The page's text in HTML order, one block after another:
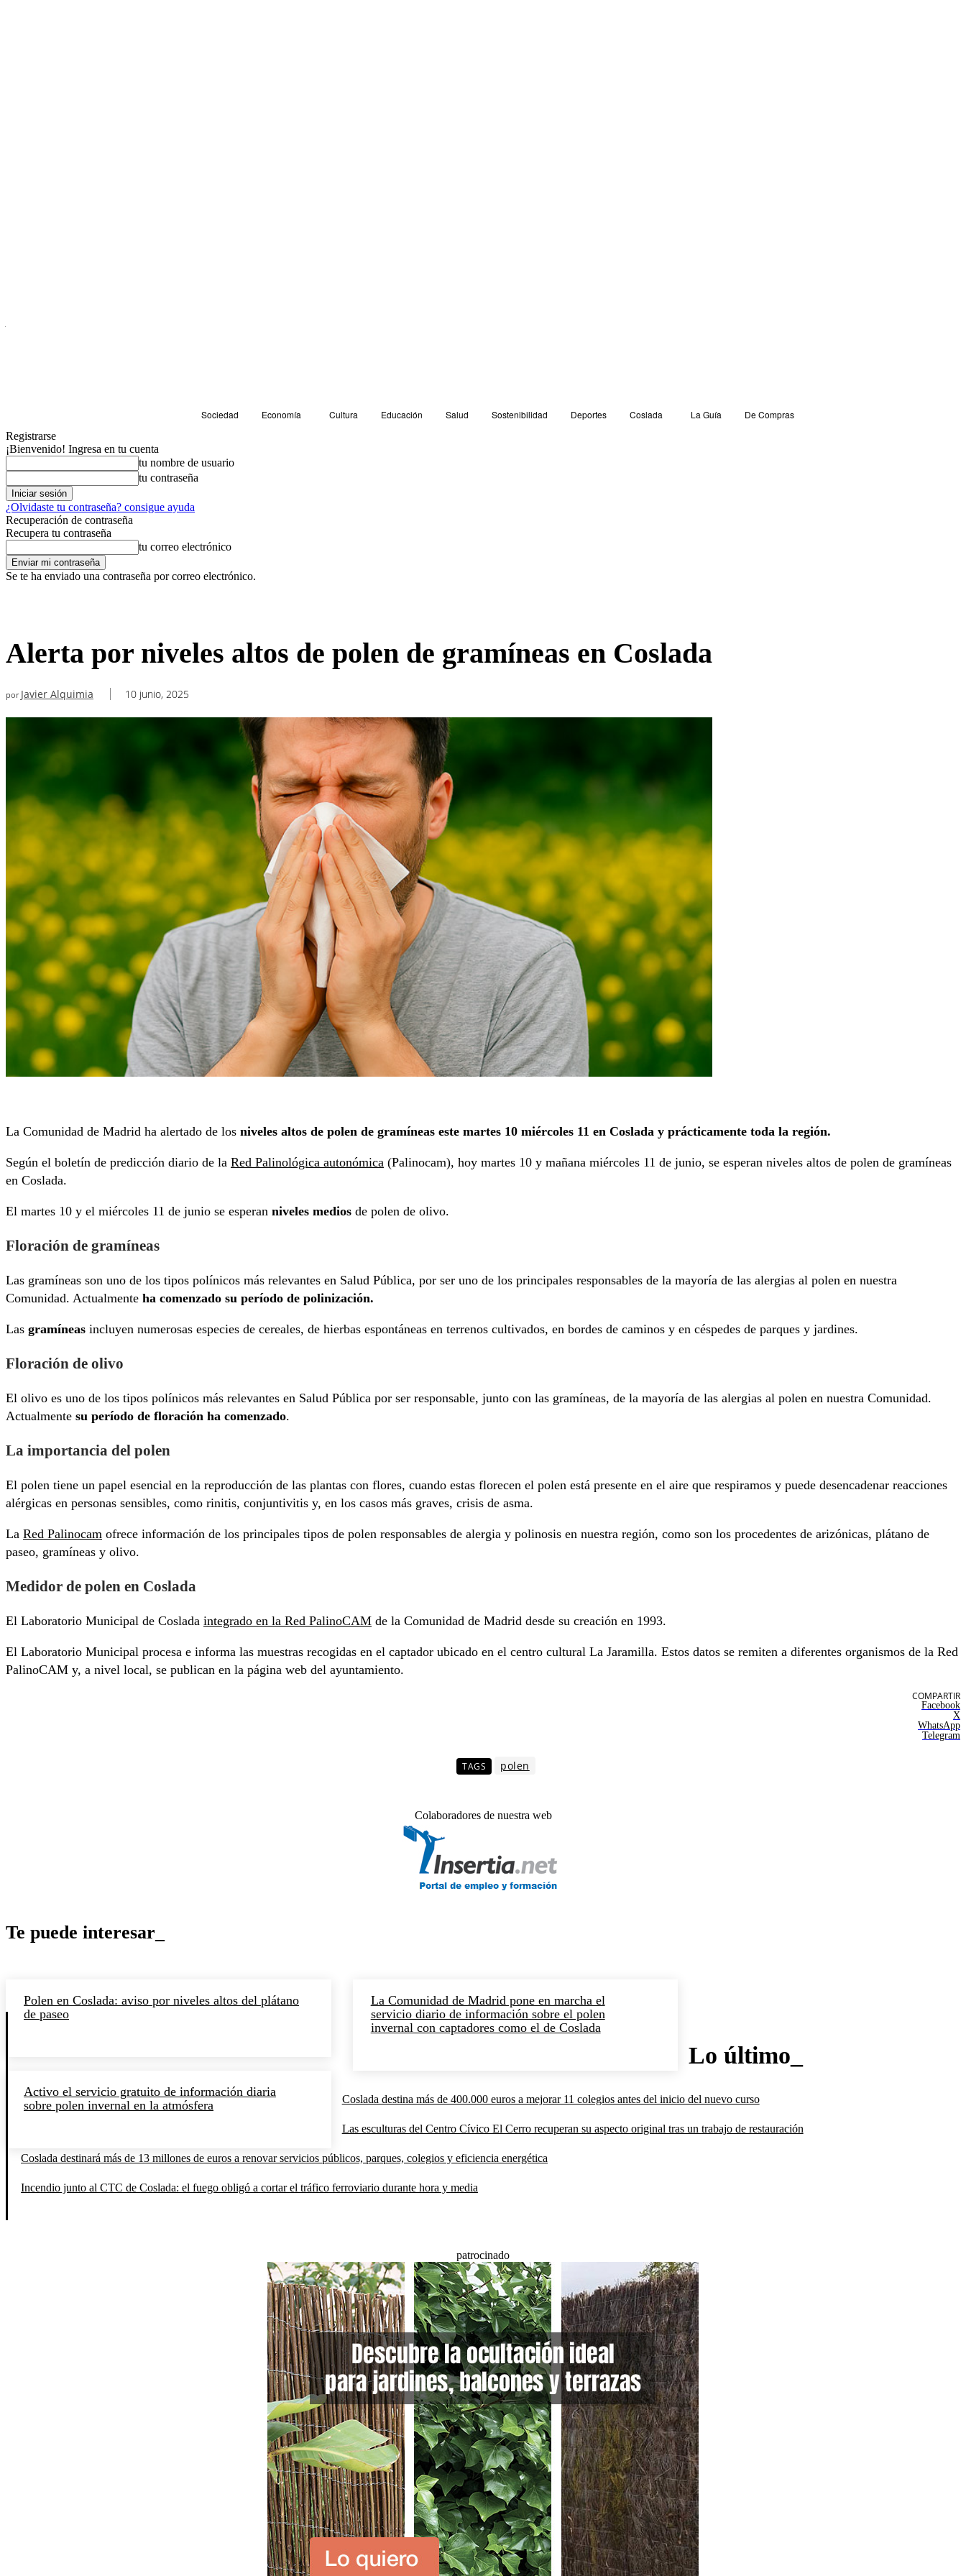
Sociedad Economía Cultura Educación Salud Sostenibilidad Deportes Coslada La Guía
De Compras
Registrarse
¡Bienvenido! Ingresa en tu cuenta
tu nombre de usuario
tu contraseña
¿Olvidaste tu contraseña? consigue ayuda
Recuperación de contraseña
Recupera tu contraseña
tu correo electrónico
Se te ha enviado una contraseña por correo electrónico.
Alerta por niveles altos de polen de gramíneas en Coslada
por Javier Alquimia 10 junio, 2025
La Comunidad de Madrid ha alertado de los niveles altos de polen de gramíneas este martes 10 miércoles 11 en Coslada y prácticamente toda la región.
Según el boletín de predicción diario de la Red Palinológica autonómica (Palinocam), hoy martes 10 y mañana miércoles 11 de junio, se esperan niveles altos de polen de gramíneas
en Coslada.
El martes 10 y el miércoles 11 de junio se esperan niveles medios de polen de olivo.
Floración de gramíneas
Las gramíneas son uno de los tipos polínicos más relevantes en Salud Pública, por ser uno de los principales responsables de la mayoría de las alergias al polen en nuestra
Comunidad. Actualmente ha comenzado su período de polinización.
Las gramíneas incluyen numerosas especies de cereales, de hierbas espontáneas en terrenos cultivados, en bordes de caminos y en céspedes de parques y jardines.
Floración de olivo
El olivo es uno de los tipos polínicos más relevantes en Salud Pública por ser responsable, junto con las gramíneas, de la mayoría de las alergias al polen en nuestra Comunidad.
Actualmente su período de floración ha comenzado.
La importancia del polen
El polen tiene un papel esencial en la reproducción de las plantas con flores, cuando estas florecen el polen está presente en el aire que respiramos y puede desencadenar reacciones
alérgicas en personas sensibles, como rinitis, conjuntivitis y, en los casos más graves, crisis de asma.
La Red Palinocam ofrece información de los principales tipos de polen responsables de alergia y polinosis en nuestra región, como son los procedentes de arizónicas, plátano de
paseo, gramíneas y olivo.
Medidor de polen en Coslada
El Laboratorio Municipal de Coslada integrado en la Red PalinoCAM de la Comunidad de Madrid desde su creación en 1993.
El Laboratorio Municipal procesa e informa las muestras recogidas en el captador ubicado en el centro cultural La Jaramilla. Estos datos se remiten a diferentes organismos de la Red
PalinoCAM y, a nivel local, se publican en la página web del ayuntamiento.
COMPARTIR
Facebook
X
WhatsApp
Telegram
TAGS polen
Colaboradores de nuestra web
Te puede interesar_
Polen en Coslada: aviso por niveles altos del plátano
de paseo
La Comunidad de Madrid pone en marcha el
servicio diario de información sobre el polen
invernal con captadores como el de Coslada
Activo el servicio gratuito de información diaria
sobre polen invernal en la atmósfera
Lo último_
Coslada destina más de 400.000 euros a mejorar 11 colegios antes del inicio del nuevo curso
Las esculturas del Centro Cívico El Cerro recuperan su aspecto original tras un trabajo de restauración
Coslada destinará más de 13 millones de euros a renovar servicios públicos, parques, colegios y eficiencia energética
Incendio junto al CTC de Coslada: el fuego obligó a cortar el tráfico ferroviario durante hora y media
patrocinado